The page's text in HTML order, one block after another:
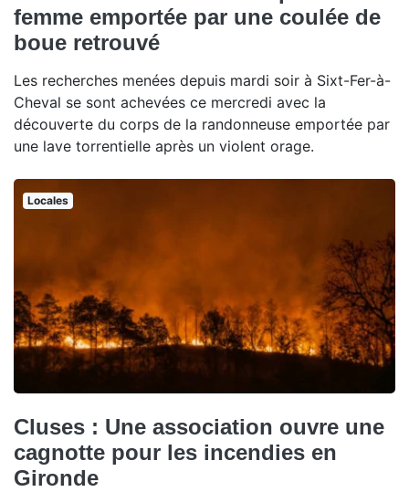
femme emportée par une coulée de
boue retrouvé
Les recherches menées depuis mardi soir à Sixt-Fer-à-
Cheval se sont achevées ce mercredi avec la
découverte du corps de la randonneuse emportée par
une lave torrentielle après un violent orage.
Locales
Cluses : Une association ouvre une
cagnotte pour les incendies en
Gironde